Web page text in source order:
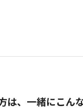
は、一緒にこん